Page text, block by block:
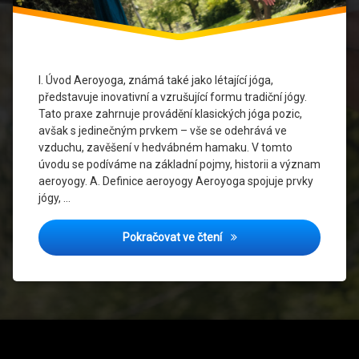
I. Úvod Aeroyoga, známá také jako létající jóga,
představuje inovativní a vzrušující formu tradiční jógy.
Tato praxe zahrnuje provádění klasických jóga pozic,
avšak s jedinečným prvkem – vše se odehrává ve
vzduchu, zavěšení v hedvábném hamaku. V tomto
úvodu se podíváme na základní pojmy, historii a význam
aeroyogy. A. Definice aeroyogy Aeroyoga spojuje prvky
jógy, …
Pokračovat ve čteníAeroyoga: Zvedněte svoji
Jógová
praxe
Komunitní
setkání
Kreativní
cvičení
Mentální
pohoda
těla